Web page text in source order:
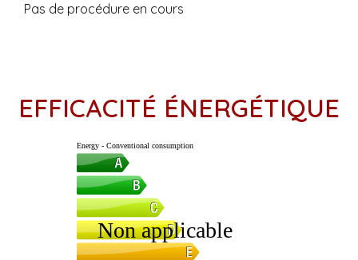
Pas de procédure en cours
EFFICACITÉ ÉNERGÉTIQUE